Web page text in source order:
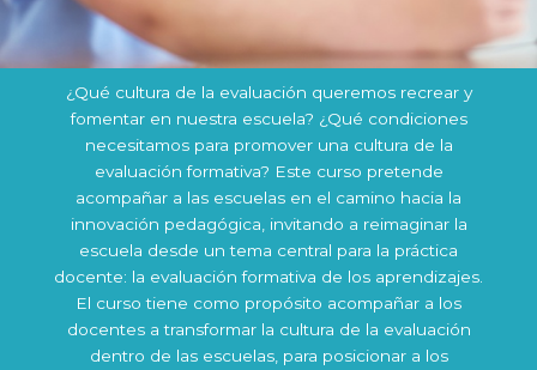
¿Qué cultura de la evaluación queremos recrear y
fomentar en nuestra escuela? ¿Qué condiciones
necesitamos para promover una cultura de la
evaluación formativa? Este curso pretende
acompañar a las escuelas en el camino hacia la
innovación pedagógica, invitando a reimaginar la
escuela desde un tema central para la práctica
docente: la evaluación formativa de los aprendizajes.
El curso tiene como propósito acompañar a los
docentes a transformar la cultura de la evaluación
dentro de las escuelas, para posicionar a los